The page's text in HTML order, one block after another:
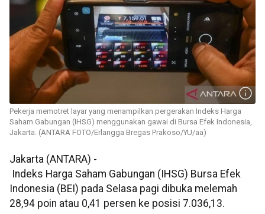
Pekerja memotret layar yang menampilkan pergerakan Indeks Harga
Saham Gabungan (IHSG) menggunakan gawai di Bursa Efek Indonesia,
Jakarta. (ANTARA FOTO/Erlangga Bregas Prakoso/YU/aa)
Jakarta (ANTARA) -
Indeks Harga Saham Gabungan (IHSG) Bursa Efek
Indonesia (BEI) pada Selasa pagi dibuka melemah
28,94 poin atau 0,41 persen ke posisi 7.036,13.